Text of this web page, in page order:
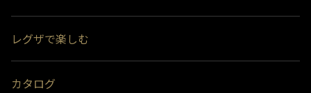
受賞履歴
おすすめ番組
レグザで楽しむ
カタログ